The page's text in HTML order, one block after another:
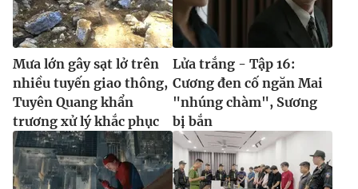
Mưa lớn gây sạt lở trên
nhiều tuyến giao thông,
Tuyên Quang khẩn
trương xử lý khắc phục
Lửa trắng - Tập 16:
Cương đen cố ngăn Mai
"nhúng chàm", Sương
bị bắn